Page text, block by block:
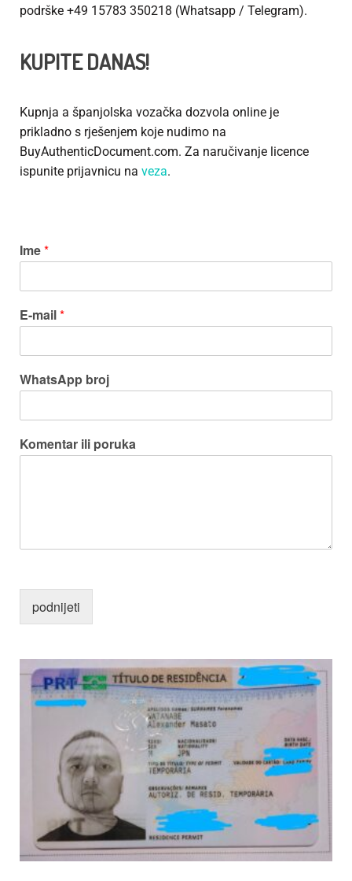
podrške +49 15783 350218 (Whatsapp / Telegram).
KUPITE DANAS!
Kupnja a španjolska vozačka dozvola online je
prikladno s rješenjem koje nudimo na
BuyAuthenticDocument.com. Za naručivanje licence
ispunite prijavnicu na veza.
Ime*
E-mail*
WhatsApp broj
Komentar ili poruka
podnijeti